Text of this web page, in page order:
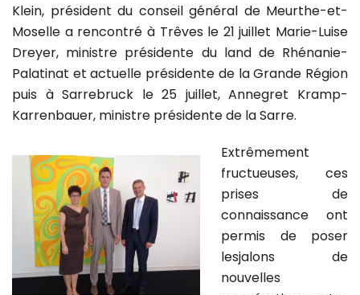
Klein, président du conseil général de Meurthe-et-
Moselle a rencontré à Trêves le 21 juillet Marie-Luise
Dreyer, ministre présidente du land de Rhénanie-
Palatinat et actuelle présidente de la Grande Région
puis à Sarrebruck le 25 juillet, Annegret Kramp-
Karrenbauer, ministre présidente de la Sarre.
Extrêmement
fructueuses, ces
prises de
connaissance ont
permis de poser
lesjalons de
nouvelles